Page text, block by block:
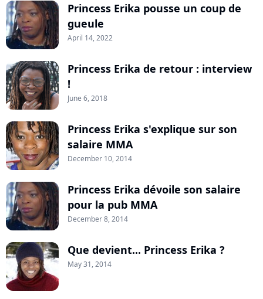
Princess Erika pousse un coup de
gueule
April 14, 2022
Princess Erika de retour : interview
!
June 6, 2018
Princess Erika s'explique sur son
salaire MMA
December 10, 2014
Princess Erika dévoile son salaire
pour la pub MMA
December 8, 2014
Que devient... Princess Erika ?
May 31, 2014